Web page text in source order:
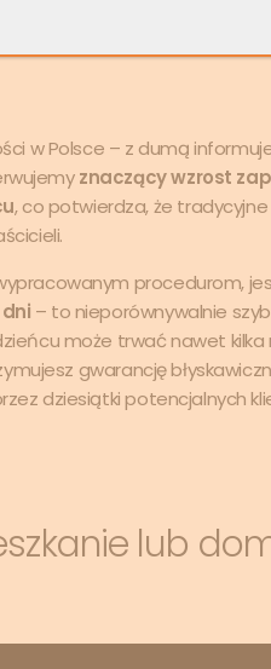
w Polsce – z dumą
znaczący wzrost
, co potwierdza, że
procedurom,
– to nieporównywalnie
może trwać nawet kilka
gwarancję
dziesiątki potencjalnych
lub